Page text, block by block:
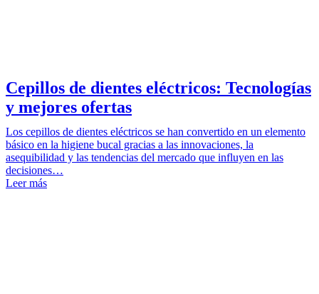
Cepillos de dientes eléctricos: Tecnologías
y mejores ofertas
Los cepillos de dientes eléctricos se han convertido en un elemento
básico en la higiene bucal gracias a las innovaciones, la
asequibilidad y las tendencias del mercado que influyen en las
decisiones…
Leer más